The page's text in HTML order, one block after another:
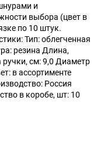
и
выбора (цвет в
по 10 штук.
Тип: облегченная
резина Длина,
см: 9,0 Диаметр
в ассортименте
Россия
в коробе, шт: 10